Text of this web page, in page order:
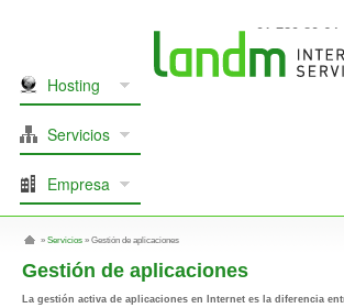
91 739 80 64
Hosting
Servicios
Empresa
» Servicios » Gestión de aplicaciones
Gestión de aplicaciones
La gestión activa de aplicaciones en Internet es la diferencia